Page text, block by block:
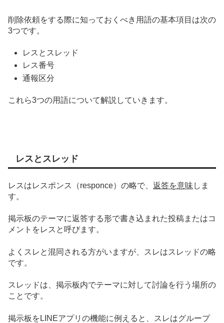
削除依頼をする際に知っておくべき用語の基本項目は次の
3つです。
レスとスレッド
レス番号
通報区分
これら3つの用語について解説していきます。
レスとスレッド
レスはレスポンス（responce）の略で、 返答を意味 しま
す。
掲示板のテーマに返答する形で書き込まれた投稿またはコ
メントをレスと呼びます。
よくスレと混同される方がいますが、スレはスレッドの略
です。
スレッドは、掲示板内でテーマに対して討論を行う場所の
ことです。
掲示板をLINEアプリの機能に例えると、スレはグループ